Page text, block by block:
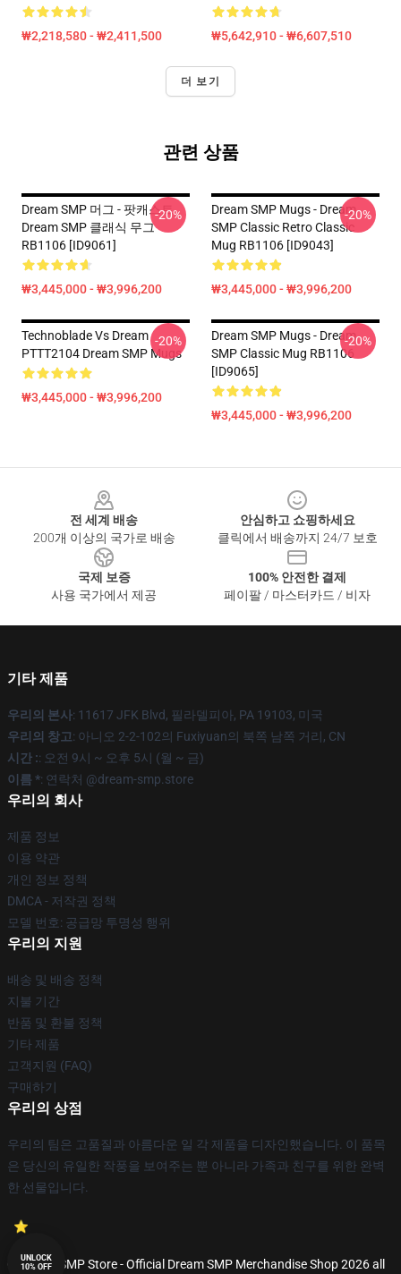
₩2,218,580 - ₩2,411,500 ₩5,642,910 - ₩6,607,510
더 보기
관련 상품
Dream SMP 머그 - 팟캐스트
Dream SMP 클래식 무그
RB1106 [ID9061]
₩3,445,000 - ₩3,996,200
-20%
Dream SMP Mugs - Dream
SMP Classic Retro Classic
Mug RB1106 [ID9043]
₩3,445,000 - ₩3,996,200
-20%
Technoblade Vs Dream
PTTT2104 Dream SMP Mugs
₩3,445,000 - ₩3,996,200
-20%
Dream SMP Mugs - Dream
SMP Classic Mug RB1106
[ID9065]
₩3,445,000 - ₩3,996,200
-20%
전 세계 배송
200개 이상의 국가로 배송
안심하고 쇼핑하세요
클릭에서 배송까지 24/7 보호
국제 보증
사용 국가에서 제공
100% 안전한 결제
페이팔 / 마스터카드 / 비자
기타 제품
우리의 본사: 11617 JFK Blvd, 필라델피아, PA 19103, 미국
우리의 창고: 아니오 2-2-102의 Fuxiyuan의 북쪽 남쪽 거리, CN
시간 :: 오전 9시 ~ 오후 5시 (월 ~ 금)
이름 *: 연락처 @dream-smp.store
우리의 회사
제품 정보
이용 약관
개인 정보 정책
DMCA - 저작권 정책
모델 번호: 공급망 투명성 행위
우리의 지원
배송 및 배송 정책
지불 기간
반품 및 환불 정책
기타 제품
고객지원 (FAQ)
구매하기
우리의 상점
우리의 팀은 고품질과 아름다운 일 각 제품을 디자인했습니다. 이 품목
은 당신의 유일한 작풍을 보여주는 뿐 아니라 가족과 친구를 위한 완벽
한 선물입니다.
© Dream SMP Store - Official Dream SMP Merchandise Shop 2026 all
UNLOCK
10% OFF